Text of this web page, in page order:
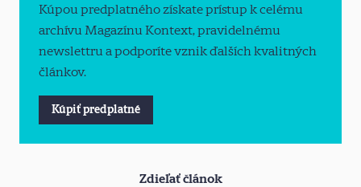
Kúpou predplatného získate prístup k celému
archívu Magazínu Kontext, pravidelnému
newslettru a podporíte vznik ďalších kvalitných
článkov.
Kúpiť predplatné
Zdieľať článok